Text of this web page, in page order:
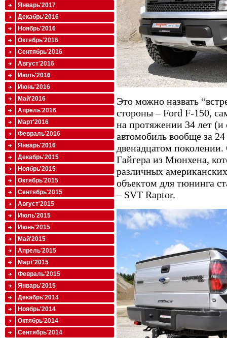
Это можно назвать
стороны – Ford F-150,
на протяжении 34 лет
автомобиль вообще за
двенадцатом
Гайгера из Мюнхена,
различных
объектом для тюнинга
– SVT Raptor.
Январь'2017
Декабрь'2016
Ноябрь'2016
Октябрь'2016
Сентябрь'2016
Август'2016
Июль'2016
Июнь'2016
Май'2016
Апрель'2016
Март'2016
Февраль'2016
Январь'2016
Декабрь'2015
Ноябрь'2015
Октябрь'2015
Сентябрь'2015
Август'2015
Июль'2015
Июнь'2015
Май'2015
Апрель'2015
Март'2015
Февраль'2015
Январь'2015
Декабрь'2014
Ноябрь'2014
Октябрь'2014
Сентябрь'2014